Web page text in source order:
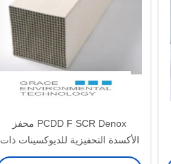
PCDD F SCR Denox محفز
الأكسدة التحفيزية للديوكسينات ذات
التأثير المزدوج على أساس TiO2